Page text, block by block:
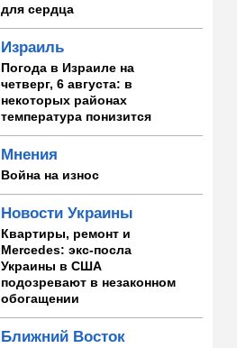
для сердца
Израиль
Погода в Израиле на
четверг, 6 августа: в
некоторых районах
температура понизится
Мнения
Война на износ
Новости Украины
Квартиры, ремонт и
Mercedes: экс-посла
Украины в США
подозревают в незаконном
обогащении
Ближний Восток